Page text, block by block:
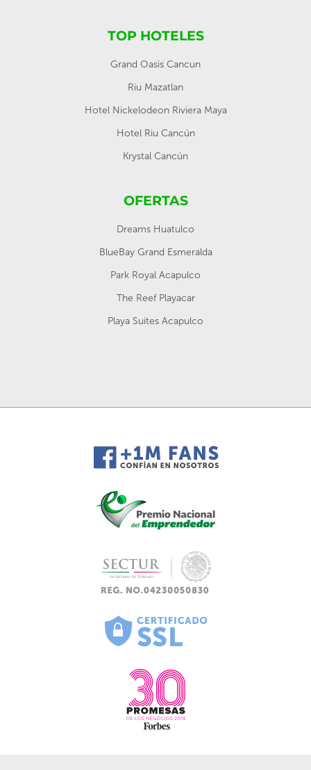
TOP HOTELES
Grand Oasis Cancun
Riu Mazatlan
Hotel Nickelodeon Riviera Maya
Hotel Riu Cancún
Krystal Cancún
OFERTAS
Dreams Huatulco
BlueBay Grand Esmeralda
Park Royal Acapulco
The Reef Playacar
Playa Suites Acapulco